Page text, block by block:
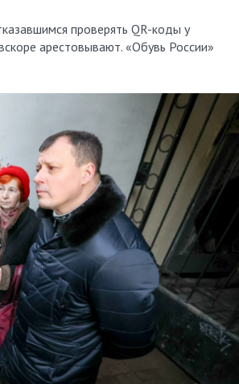
проверять QR-коды у
арестовывают. «Обувь России»